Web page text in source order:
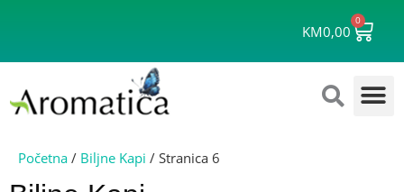
KM0,00
0
Cart
Početna / Biljne Kapi / Stranica 6